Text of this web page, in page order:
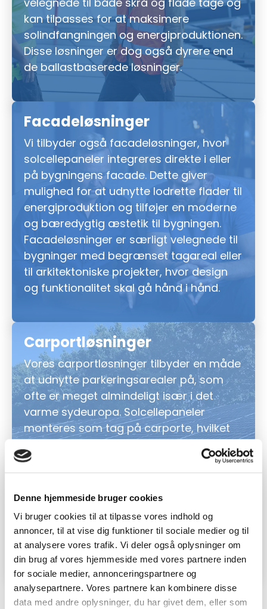
Denne hjemmeside bruger cookies
Vi bruger cookies til at tilpasse vores indhold og
annoncer, til at vise dig funktioner til sociale medier og til
at analysere vores trafik. Vi deler også oplysninger om
din brug af vores hjemmeside med vores partnere inden
for sociale medier, annonceringspartnere og
analysepartnere. Vores partnere kan kombinere disse
data med andre oplysninger, du har givet dem, eller som
kan tilpasses for at maksimere
solindfangningen og energiproduktionen.
Disse løsninger er dog også dyrere end
de ballastbaserede løsninger.
Facadeløsninger
Vi tilbyder også facadeløsninger, hvor
solcellepaneler integreres direkte i eller
på bygningens facade. Dette giver
mulighed for at udnytte lodrette flader til
energiproduktion og tilføjer en moderne
og bæredygtig æstetik til bygningen.
Facadeløsninger er særligt velegnede til
bygninger med begrænset tagareal eller
til arkitektoniske projekter, hvor design
og funktionalitet skal gå hånd i hånd.
Carportløsninger
Vores carportløsninger tilbyder en måde
at udnytte parkeringsarealer på, som
ofte er meget almindeligt især i det
varme sydeuropa. Solcellepaneler
monteres som tag på carporte, hvilket
beskytter køretøjer mod vejrets
påvirkninger og samtidig genererer grøn
energi. Carportløsninger er ideelle for
virksomheder, der ønsker at kombinere
maksimere brugen af deres
udendørsarealer.